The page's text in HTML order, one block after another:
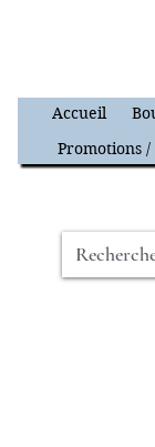
Accueil
Promotions